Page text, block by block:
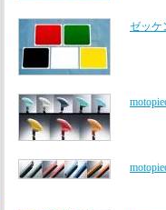
ゼッケ